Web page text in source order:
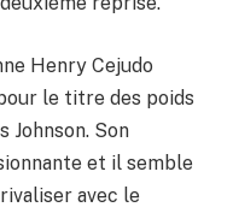
Henry Cejudo
le titre des poids
Johnson. Son
et il semble
avec le